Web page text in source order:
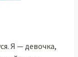
Я — девочка,